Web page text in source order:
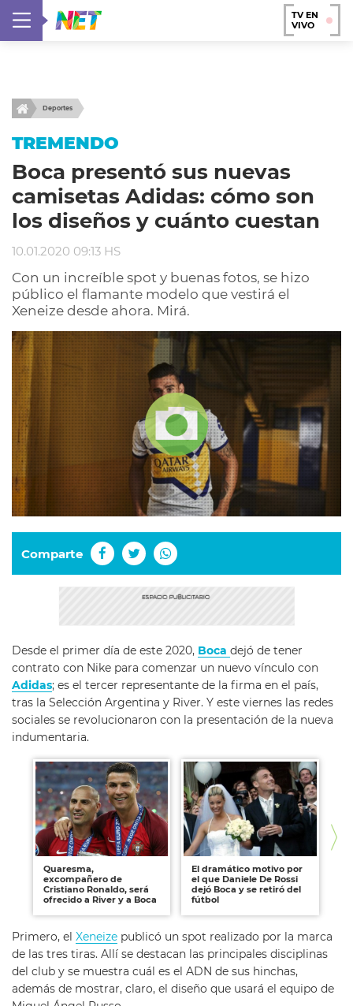
TV EN
VIVO
Deportes
TREMENDO
Boca presentó sus nuevas
camisetas Adidas: cómo son
los diseños y cuánto cuestan
10.01.2020 09:13 HS
Con un increíble spot y buenas fotos, se hizo
público el flamante modelo que vestirá el
Xeneize desde ahora. Mirá.
Comparte
Desde el primer día de este 2020, Boca dejó de tener
contrato con Nike para comenzar un nuevo vínculo con
Adidas; es el tercer representante de la firma en el país,
tras la Selección Argentina y River. Y este viernes las redes
sociales se revolucionaron con la presentación de la nueva
indumentaria.
Quaresma,
excompañero de
Cristiano Ronaldo, será
ofrecido a River y a Boca
El dramático motivo por
el que Daniele De Rossi
dejó Boca y se retiró del
fútbol
Primero, el Xeneize publicó un spot realizado por la marca
de las tres tiras. Allí se destacan las principales disciplinas
del club y se muestra cuál es el ADN de sus hinchas,
además de mostrar, claro, el diseño que usará el equipo de